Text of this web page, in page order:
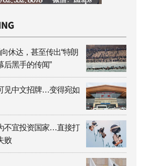
休达，甚至传出“特朗
后黑手的传闻”
见中文招牌…变得宛如
不宜投资国家…直接打
败